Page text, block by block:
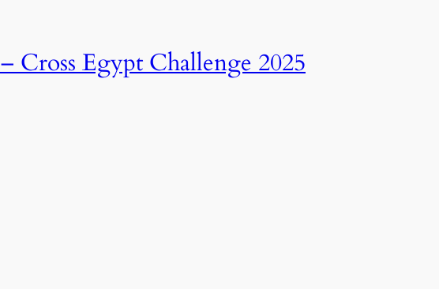
انطلاق النسخة الرابعة عشرة من رالي تحدي عبور مصر – Cross Egypt Challenge 2025